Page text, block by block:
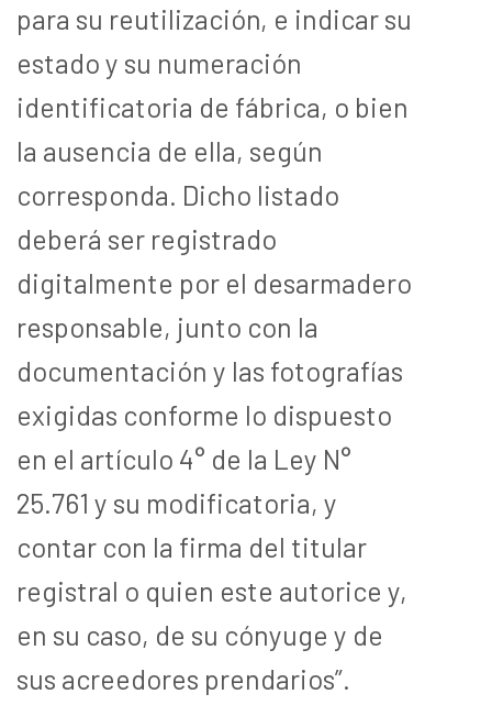
para su reutilización, e indicar su
estado y su numeración
identificatoria de fábrica, o bien
la ausencia de ella, según
corresponda. Dicho listado
deberá ser registrado
digitalmente por el desarmadero
responsable, junto con la
documentación y las fotografías
exigidas conforme lo dispuesto
en el artículo 4° de la Ley N°
25.761 y su modificatoria, y
contar con la firma del titular
registral o quien este autorice y,
en su caso, de su cónyuge y de
sus acreedores prendarios”.